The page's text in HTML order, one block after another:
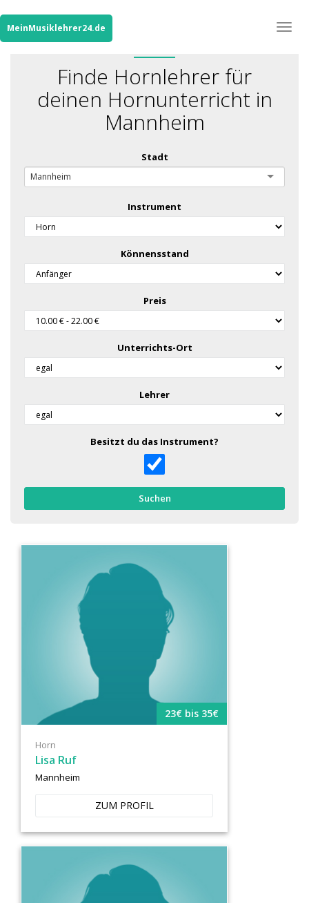
MeinMusiklehrer24.de
Finde Hornlehrer für
deinen Hornunterricht in
Mannheim
Stadt
Mannheim
Instrument
Könnensstand
Preis
Unterrichts-Ort
Lehrer
Besitzt du das Instrument?
Suchen
23€ bis 35€
Horn
Lisa Ruf
Mannheim
ZUM PROFIL